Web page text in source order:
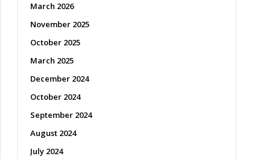
March 2026
November 2025
October 2025
March 2025
December 2024
October 2024
September 2024
August 2024
July 2024